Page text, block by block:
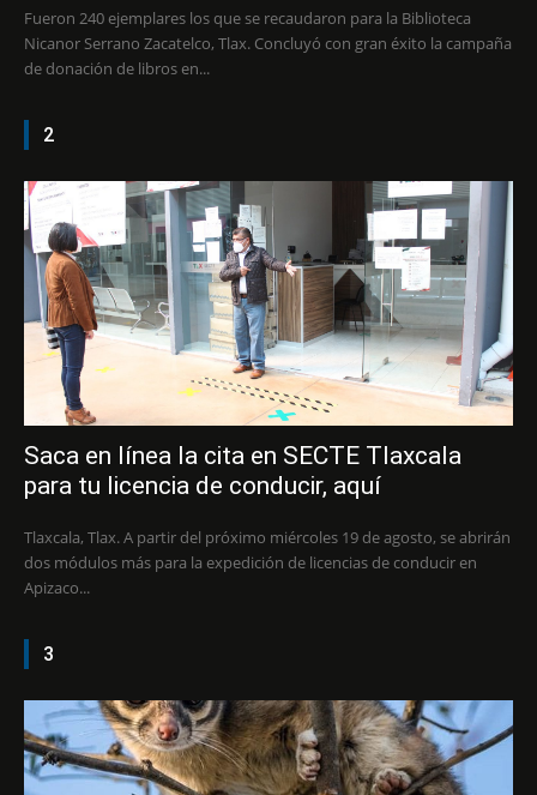
Fueron 240 ejemplares los que se recaudaron para la Biblioteca
Nicanor Serrano Zacatelco, Tlax. Concluyó con gran éxito la campaña
de donación de libros en...
2
Saca en línea la cita en SECTE Tlaxcala
para tu licencia de conducir, aquí
Tlaxcala, Tlax. A partir del próximo miércoles 19 de agosto, se abrirán
dos módulos más para la expedición de licencias de conducir en
Apizaco...
3